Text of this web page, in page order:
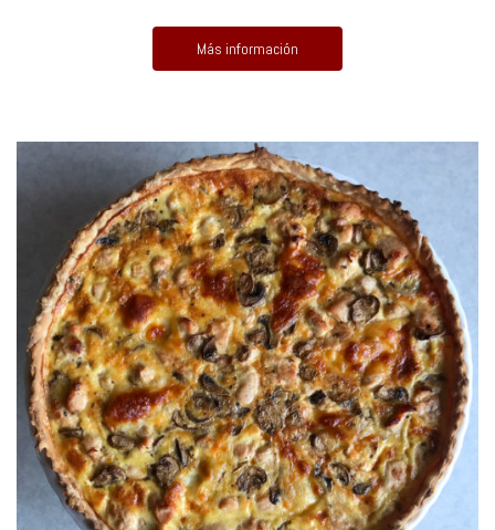
Más información